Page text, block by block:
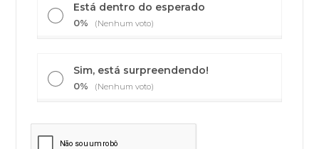
Está dentro do esperado
0% (Nenhum voto)
Sim, está surpreendendo!
0% (Nenhum voto)